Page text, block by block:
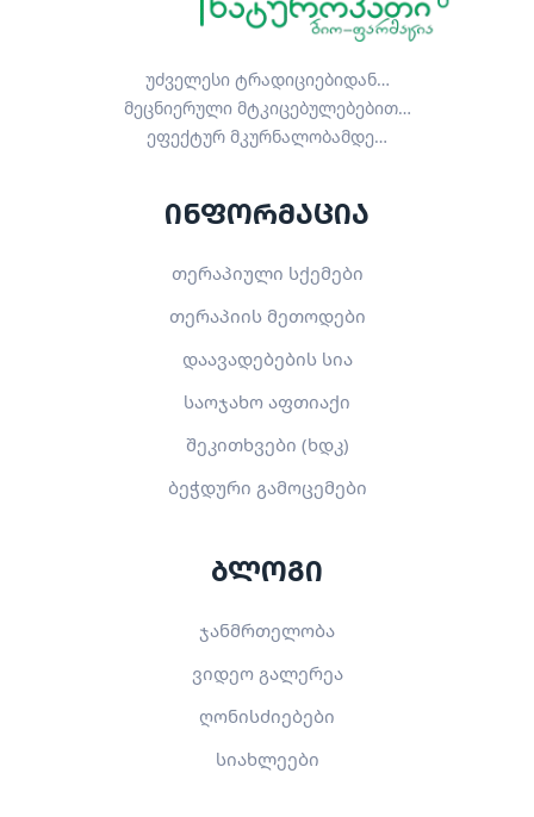
უძველესი ტრადიციებიდან…
მეცნიერული მტკიცებულებებით…
ეფექტურ მკურნალობამდე…
ინფორმაცია
თერაპიული სქემები
თერაპიის მეთოდები
დაავადებების სია
საოჯახო აფთიაქი
შეკითხვები (ხდკ)
ბეჭდური გამოცემები
ბლოგი
ჯანმრთელობა
ვიდეო გალერეა
ღონისძიებები
სიახლეები